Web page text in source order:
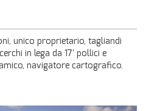
unico proprietario, tagliandi
in lega da 17' pollici e
navigatore cartografico.